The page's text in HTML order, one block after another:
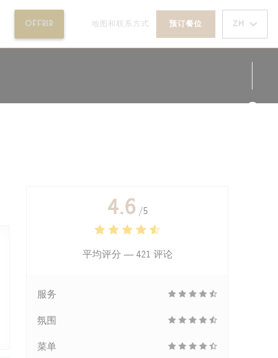
OFFRIR ((在新窗口中打开))地图和联系方式 预订餐位 ZH
4.6 /5
平均评分 — 421 评论
服务
氛围
菜单